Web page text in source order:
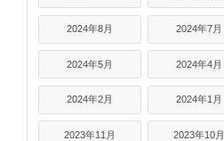
2024年8月 2024年7月
2024年5月 2024年4月
2024年2月 2024年1月
2023年11月 2023年10月